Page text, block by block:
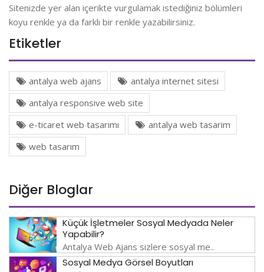
Sitenizde yer alan içerikte vurgulamak istediğiniz bölümleri
koyu renkle ya da farklı bir renkle yazabilirsiniz.
Etiketler
antalya web ajans
antalya internet sitesi
antalya responsive web site
e-ticaret web tasarımı
antalya web tasarim
web tasarım
Diğer Bloglar
Küçük İşletmeler Sosyal Medyada Neler
Yapabilir?
Antalya Web Ajans sizlere sosyal me..
Sosyal Medya Görsel Boyutları